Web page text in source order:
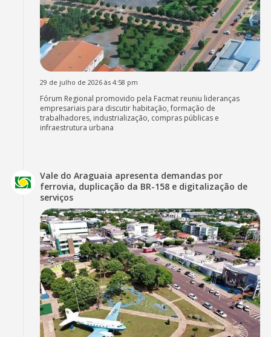
29 de julho de 2026 às 4:58 pm
Fórum Regional promovido pela Facmat reuniu lideranças
empresariais para discutir habitação, formação de
trabalhadores, industrialização, compras públicas e
infraestrutura urbana
Vale do Araguaia apresenta demandas por
ferrovia, duplicação da BR-158 e digitalização de
serviços